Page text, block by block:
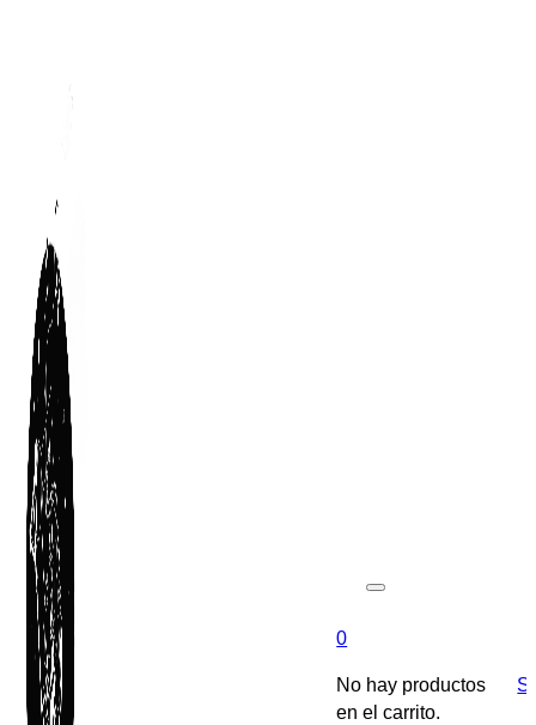
0
No hay productos
en el carrito.